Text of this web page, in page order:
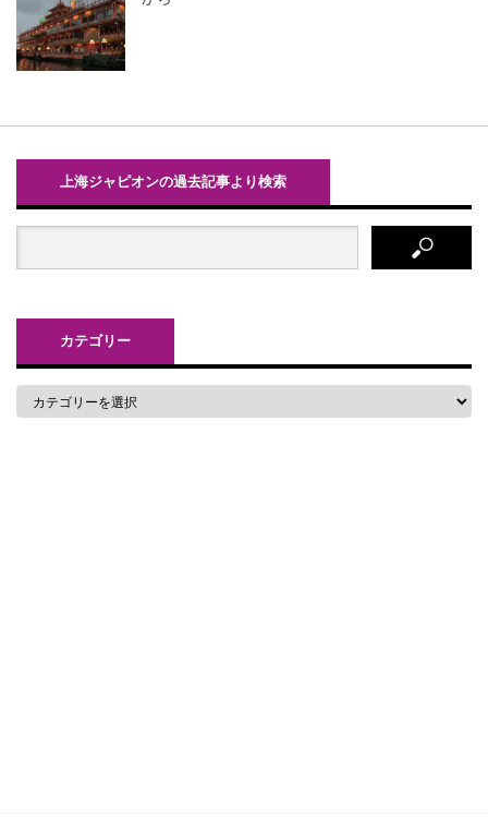
上海ジャピオンの過去記事より検索
カテゴリー